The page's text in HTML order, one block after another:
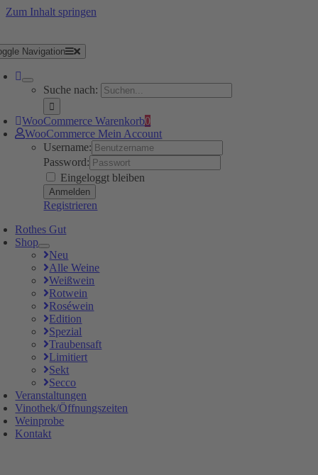
Zum Inhalt springen
Navigation
Suche nach:
WooCommerce Warenkorb0
WooCommerce Mein Account
Username:
Password:
Eingeloggt bleiben
Registrieren
Rothes Gut
Shop
Neu
Alle Weine
Weißwein
Rotwein
Roséwein
Edition
Spezial
Traubensaft
Limitiert
Sekt
Secco
Veranstaltungen
Vinothek/Öffnungszeiten
Weinprobe
Kontakt